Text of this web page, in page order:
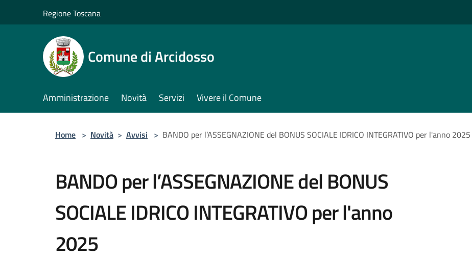
Regione Toscana
Comune di Arcidosso
Amministrazione Novità Servizi Vivere il Comune
Home > Novità > Avvisi > BANDO per l’ASSEGNAZIONE del BONUS SOCIALE IDRICO INTEGRATIVO per l'anno 2025
BANDO per l’ASSEGNAZIONE del BONUS
SOCIALE IDRICO INTEGRATIVO per l'anno
2025